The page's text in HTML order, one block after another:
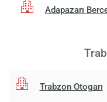
Adapazarı
Trabzon Otogarı